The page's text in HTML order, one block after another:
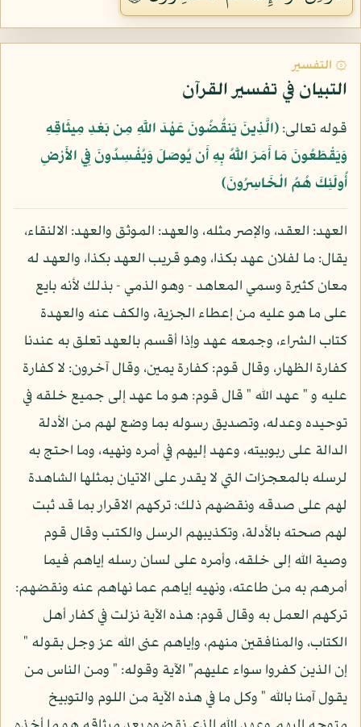
۞ التفسير
التبيان في تفسير القرآن
قوله تعالى:﴿الَّذِينَ يَنقُضُونَ عَهْدَ اللَّهِ مِن بَعْدِ مِيثَاقِهِ
وَيَقْطَعُونَ مَا أَمَرَ اللَّهُ بِهِ أَن يُوصَلَ وَيُفْسِدُونَ فِي الأَرْضِ
أُولَئِكَ هُمُ الْخَاسِرُونَ﴾
العهد: العقد، والإصر مثله، والعهد: الموثق والعهد: الالنقاء،
يقال: ما لفلان عهد بكذا، وهو قريب العهد بكذا، والعهد له
معان كثيرة وسمي المعاهد - وهو الذمي - بذلك لأنه بايع
على ما هو عليه من إعطاء الجزية، والكف عنه والعهدة
كتاب الشراء، وجمعه عهد وإذا أقسم بالعهد تعلق به عندنا
كفارة الظهار، وقال قوم: كفارة يمين، وقال آخرون: لا كفارة
عليه و " عهد الله " قال قوم: هو ما عهد إلى جميع خلقه في
توحيده وعدله، وتصديق رسوله بما وضع لهم من الأدلة
الدالة على ربوبيته، وعهد إليهم في أمره ونهيه، وما احتج به
لرسله بالمعجزات التي لا يقدر على الاتيان بمثلها الشاهدة
لهم على صدقه ونقضهم ذلك: تركهم الاقرار بما قد ثبت
لهم صحته بالأدلة، وتكذيبهم الرسل والكتب وقال قوم
وصية الله إلى خلقه، وأمره على لسان رسله إياهم فيما
أمرهم به من طاعته، ونهيه إياهم عما نهاهم عنه ونقضهم:
تركهم العمل به وقال قوم: هذه الآية نزلت في كفار أهل
الكتاب، والمنافقين منهم، وإياهم عنى الله عز وجل بقوله "
إن الذين كفروا سواء عليهم" الآية وقوله: " ومن الناس من
يقول آمنا بالله " وكل ما في هذه الآية من اللوم والتوبيخ